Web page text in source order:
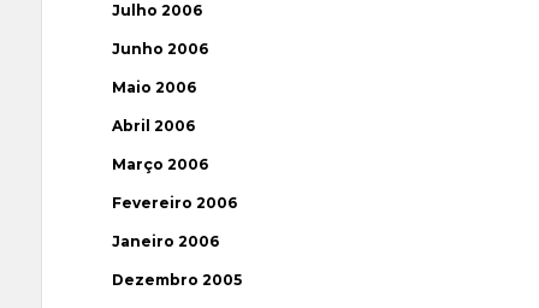
Julho 2006
Junho 2006
Maio 2006
Abril 2006
Março 2006
Fevereiro 2006
Janeiro 2006
Dezembro 2005